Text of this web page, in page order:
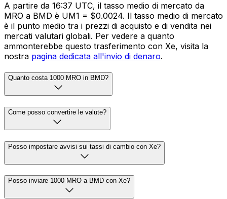
A partire da 16:37 UTC, il tasso medio di mercato da
MRO a BMD è UM1 = $0.0024. Il tasso medio di mercato
è il punto medio tra i prezzi di acquisto e di vendita nei
mercati valutari globali. Per vedere a quanto
ammonterebbe questo trasferimento con Xe, visita la
nostra pagina dedicata all'invio di denaro.
Quanto costa 1000 MRO in BMD?
Come posso convertire le valute?
Posso impostare avvisi sui tassi di cambio con Xe?
Posso inviare 1000 MRO a BMD con Xe?